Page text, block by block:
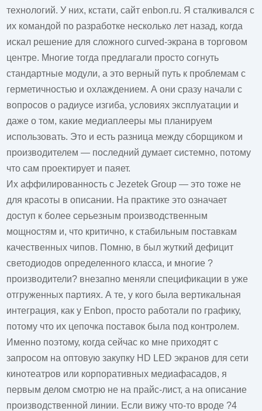
технологий. У них, кстати, сайтenbon.ru. Я сталкивался с
их командой по разработке несколько лет назад, когда
искал решение для сложного curved-экрана в торговом
центре. Многие тогда предлагали просто согнуть
стандартные модули, а это верный путь к проблемам с
герметичностью и охлаждением. А они сразу начали с
вопросов о радиусе изгиба, условиях эксплуатации и
даже о том, какие медиаплееры мы планируем
использовать. Это и есть разница между сборщиком и
производителем — последний думает системно, потому
что сам проектирует и паяет.
Их аффилированность с Jezetek Group — это тоже не
для красоты в описании. На практике это означает
доступ к более серьезным производственным
мощностям и, что критично, к стабильным поставкам
качественных чипов. Помню, в был жуткий дефицит
светодиодов определенного класса, и многие ?
производители? внезапно меняли спецификации в уже
отгруженных партиях. А те, у кого была вертикальная
интеграция, как у Enbon, просто работали по графику,
потому что их цепочка поставок была под контролем.
Именно поэтому, когда сейчас ко мне приходят с
запросом на оптовую закупку HD LED экранов для сети
кинотеатров или корпоративных медиафасадов, я
первым делом смотрю не на прайс-лист, а на описание
производственной линии. Если вижу что-то вроде ?4